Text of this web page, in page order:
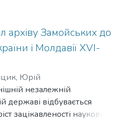
історики можуть
практичні висновки і
нагальні завдання в
різних хронологічних
областей громадянської
цього необхідно, по-перше,
увагу на ті
викликають наукову
запропонувати свою
архіву Замойських до
і Молдавії XVI-
Юрій
незалежній
державі відбувається
зацікавленості науковців